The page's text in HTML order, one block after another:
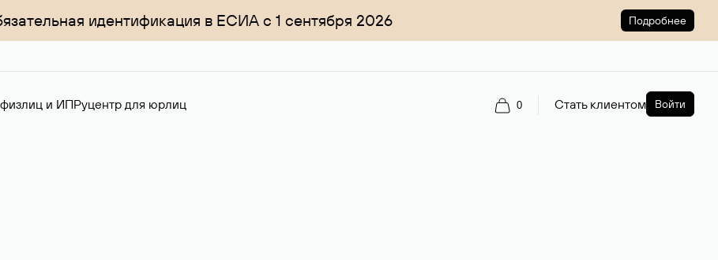
идентификация в ЕСИА с 1 сентября 2026 Подробнее
и ИПРуцентр для юрлиц 0 Стать клиентом Войти